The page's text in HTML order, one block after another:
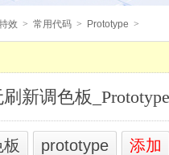
效 > 常用代码 > Prototype >
新调色板_Prototype
prototype 添加